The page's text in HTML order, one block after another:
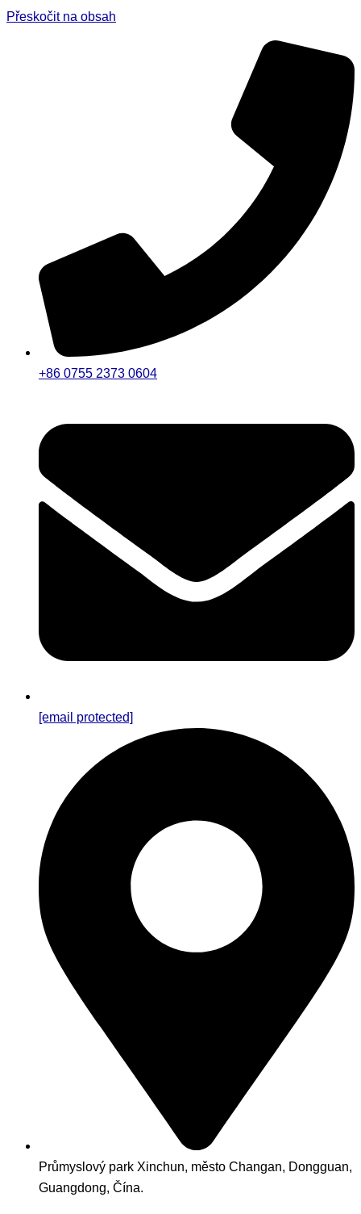
Přeskočit na obsah
+86 0755 2373 0604
[email protected]
Průmyslový park Xinchun, město Changan, Dongguan,
Guangdong, Čína.